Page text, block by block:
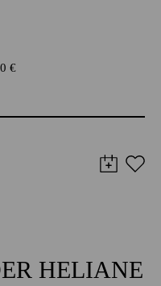
€
HELIANE